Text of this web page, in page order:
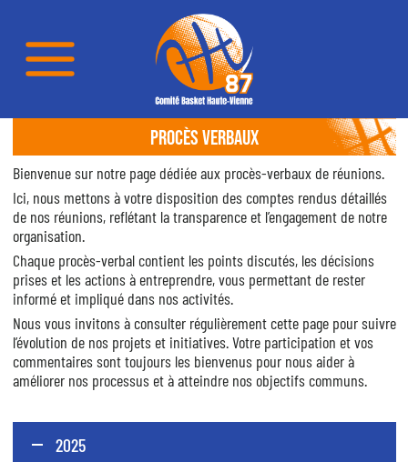
PROCÈS VERBAUX
Bienvenue sur notre page dédiée aux procès-verbaux de réunions.
Ici, nous mettons à votre disposition des comptes rendus détaillés
de nos réunions, reflétant la transparence et l’engagement de notre
organisation.
Chaque procès-verbal contient les points discutés, les décisions
prises et les actions à entreprendre, vous permettant de rester
informé et impliqué dans nos activités.
Nous vous invitons à consulter régulièrement cette page pour suivre
l’évolution de nos projets et initiatives. Votre participation et vos
commentaires sont toujours les bienvenus pour nous aider à
améliorer nos processus et à atteindre nos objectifs communs.
2025